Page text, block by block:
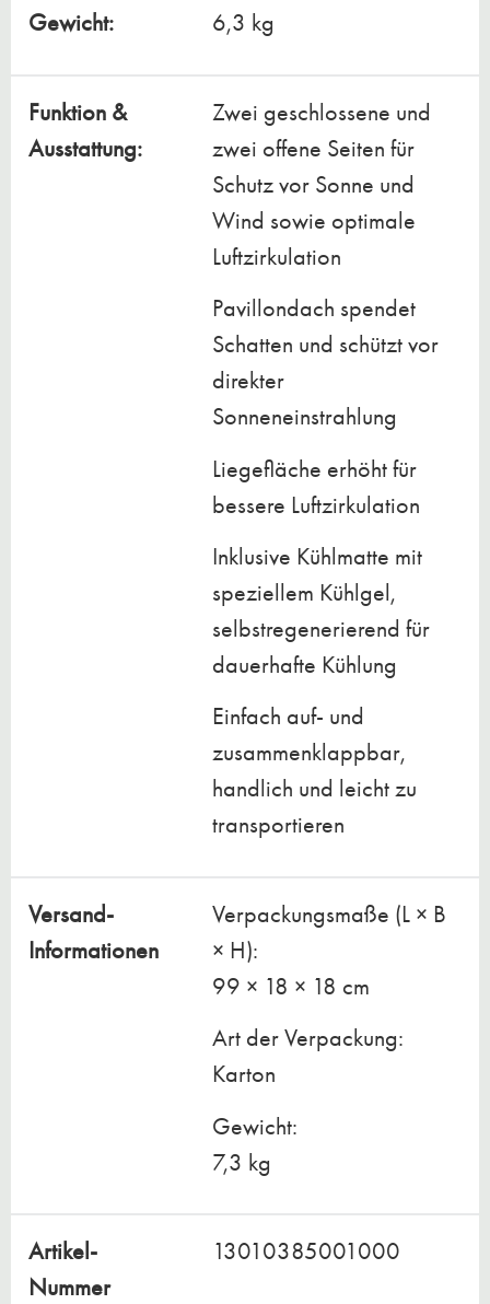
Gewicht: 6,3 kg
Funktion &
Ausstattung:
Zwei geschlossene und
zwei offene Seiten für
Schutz vor Sonne und
Wind sowie optimale
Luftzirkulation
Pavillondach spendet
Schatten und schützt vor
direkter
Sonneneinstrahlung
Liegefläche erhöht für
bessere Luftzirkulation
Inklusive Kühlmatte mit
speziellem Kühlgel,
selbstregenerierend für
dauerhafte Kühlung
Einfach auf- und
zusammenklappbar,
handlich und leicht zu
transportieren
Versand-
Informationen
Verpackungsmaße (L × B
× H):
99 × 18 × 18 cm
Art der Verpackung:
Karton
Gewicht:
7,3 kg
Artikel-
Nummer
13010385001000